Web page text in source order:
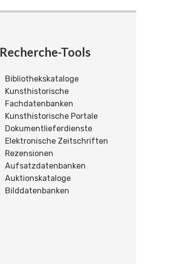
Recherche-Tools
Bibliothekskataloge
Kunsthistorische
Fachdatenbanken
Kunsthistorische Portale
Dokumentlieferdienste
Elektronische Zeitschriften
Rezensionen
Aufsatzdatenbanken
Auktionskataloge
Bilddatenbanken